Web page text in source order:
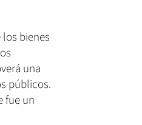
bienes
una
públicos.
fue un